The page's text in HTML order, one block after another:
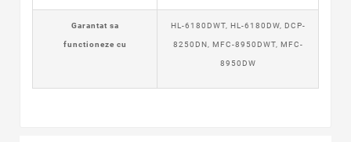
Garantat sa
functioneze cu
HL-6180DWT, HL-6180DW, DCP-
8250DN, MFC-8950DWT, MFC-
8950DW